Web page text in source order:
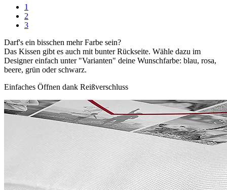
1
2
3
Darf's ein bisschen mehr Farbe sein?
Das Kissen gibt es auch mit bunter Rückseite. Wähle dazu im
Designer einfach unter "Varianten" deine Wunschfarbe: blau, rosa,
beere, grün oder schwarz.
Einfaches Öffnen dank Reißverschluss